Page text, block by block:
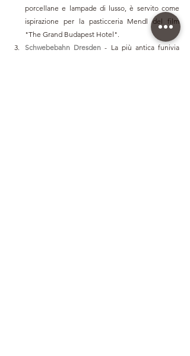
porcellane e lampade di lusso, è servito come
ispirazione per la pasticceria Mendl del film
"The Grand Budapest Hotel".
Schwebebahn Dresden - La più antica funivia